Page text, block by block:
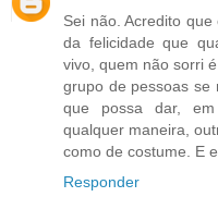
Sei não. Acredito
da felicidade que
vivo, quem não sorri
grupo de pessoas se
que possa dar,
qualquer maneira,
como de costume. E
Responder